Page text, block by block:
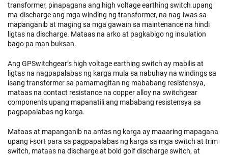
transformer, pinapagana ang high voltage earthing switch upang
ma-discharge ang mga winding ng transformer, na nag-iwas sa
mapanganib at maging sa mga gawain sa maintenance na hindi
ligtas na discharge. Mataas na arko at pagkabigo ng insulation
bago pa man buksan.
Ang GPSwitchgear’s high voltage earthing switch ay mabilis at
ligtas na nagpapalabas ng karga mula sa nabuhay na windings sa
isang transformer sa pamamagitan ng mababang resistensya,
mataas na contact resistance na copper alloy na switchgear
components upang mapanatili ang mababang resistensya sa
pagpapalabas ng karga.
Mataas at mapanganib na antas ng karga ay maaaring mapagana
upang i-sort para sa pagpapalabas ng karga sa mga switch at trim
switch, mataas na discharge at bold golf discharge switch, at